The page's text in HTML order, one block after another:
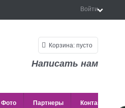
Войти
Корзина: пусто
Написать нам
Фото Партнеры Контакты